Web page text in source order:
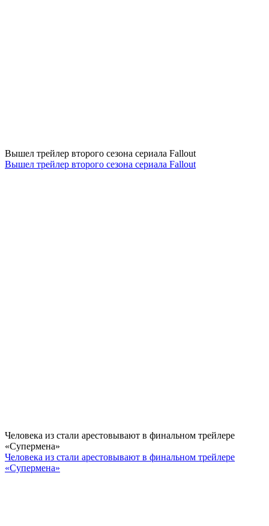
Вышел трейлер второго сезона сериала Fallout
Вышел трейлер второго сезона сериала Fallout
Человека из стали арестовывают в финальном трейлере
«Супермена»
Человека из стали арестовывают в финальном трейлере
«Супермена»